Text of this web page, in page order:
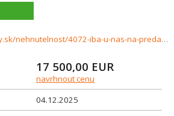
https://www.reality-trinity.sk/nehnutelnost/4072-iba-u-nas-na-predaj-stavebny-pozemok-v-obci-jasova
17 500,00 EUR
navrhnout cenu
04.12.2025